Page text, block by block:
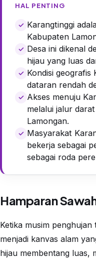
HAL PENTING
Karangtinggi
Kabupaten
Desa ini dikenal
hijau yang luas
Kondisi geografis
dataran rendah
Akses menuju
melalui jalur
Lamongan.
Masyarakat
bekerja sebagai
sebagai roda
Hamparan
Ketika musim
menjadi kanvas alam
hijau membentang luas,